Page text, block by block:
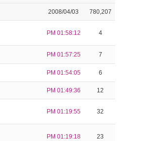
2008/04/03 780,207
PM 01:58:12 4
PM 01:57:25 7
PM 01:54:05 6
PM 01:49:36 12
PM 01:19:55 32
PM 01:19:18 23